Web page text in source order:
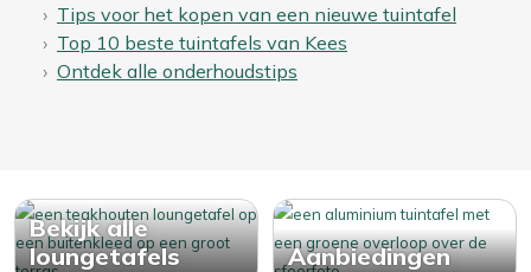
Tips voor het kopen van een nieuwe tuintafel
Top 10 beste tuintafels van Kees
Ontdek alle onderhoudstips
Bekijk alle
loungetafels
Aanbiedingen